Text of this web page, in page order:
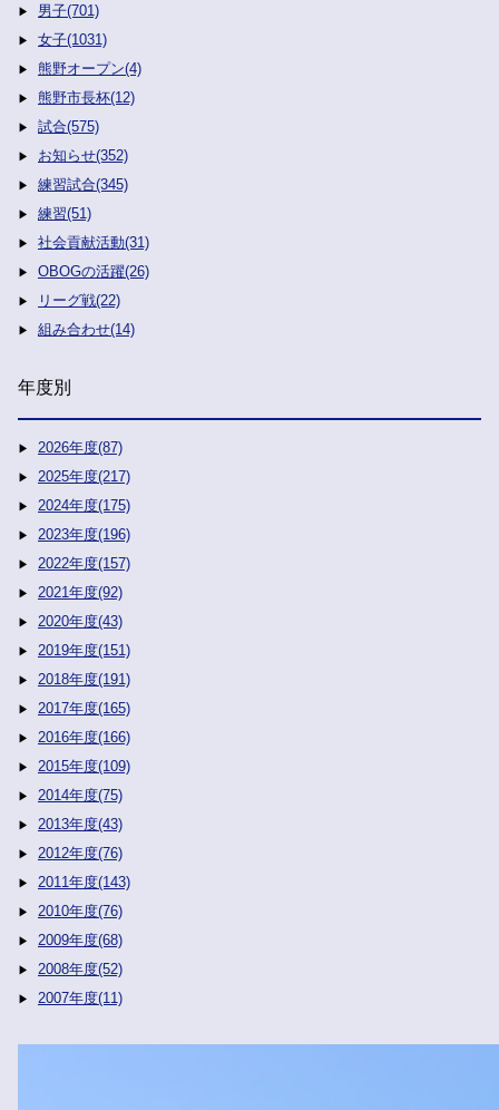
男子(701)
女子(1031)
熊野オープン(4)
熊野市長杯(12)
試合(575)
お知らせ(352)
練習試合(345)
練習(51)
社会貢献活動(31)
OBOGの活躍(26)
リーグ戦(22)
組み合わせ(14)
年度別
2026年度(87)
2025年度(217)
2024年度(175)
2023年度(196)
2022年度(157)
2021年度(92)
2020年度(43)
2019年度(151)
2018年度(191)
2017年度(165)
2016年度(166)
2015年度(109)
2014年度(75)
2013年度(43)
2012年度(76)
2011年度(143)
2010年度(76)
2009年度(68)
2008年度(52)
2007年度(11)